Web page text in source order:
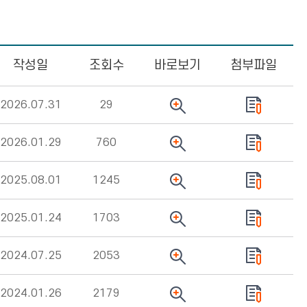
작성일 조회수 바로보기 첨부파일
2026.07.31 29
2026.01.29 760
2025.08.01 1245
2025.01.24 1703
2024.07.25 2053
2024.01.26 2179